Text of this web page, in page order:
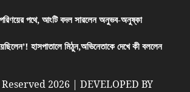
পথে, আংটি বদল সারলেন অনুভব-অনুষ্কা
হাসপাতালে মিঠুন,অভিনেতাকে দেখে কী বললেন
2026 | DEVELOPED BY